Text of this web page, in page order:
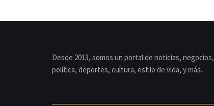
Desde 2013, somos un portal de noticias, negocios,
política, deportes, cultura, estilo de vida, y más.